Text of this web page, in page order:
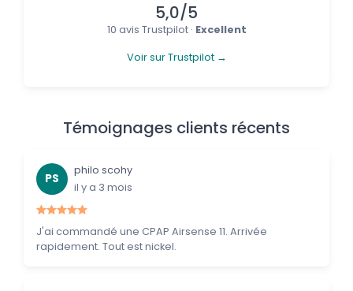
5,0/5
10 avis Trustpilot · Excellent
Voir sur Trustpilot →
Témoignages clients récents
PS
philo scohy
il y a 3 mois
J'ai commandé une CPAP Airsense 11. Arrivée
rapidement. Tout est nickel.